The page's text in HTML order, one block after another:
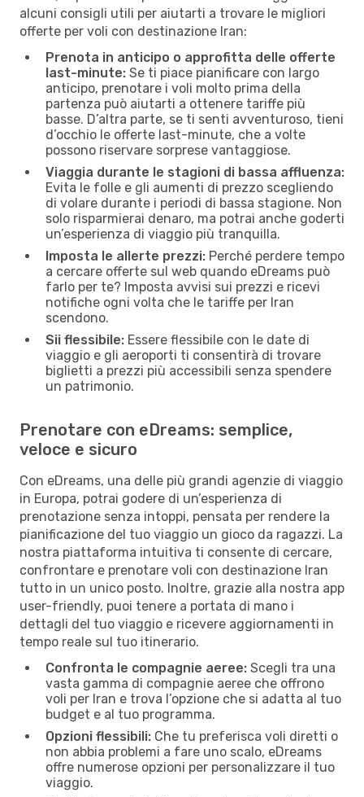
alcuni consigli utili per aiutarti a trovare le migliori
offerte per voli con destinazione Iran:
Prenota in anticipo o approfitta delle offerte
last-minute: Se ti piace pianificare con largo
anticipo, prenotare i voli molto prima della
partenza può aiutarti a ottenere tariffe più
basse. D’altra parte, se ti senti avventuroso, tieni
d’occhio le offerte last-minute, che a volte
possono riservare sorprese vantaggiose.
Viaggia durante le stagioni di bassa affluenza:
Evita le folle e gli aumenti di prezzo scegliendo
di volare durante i periodi di bassa stagione. Non
solo risparmierai denaro, ma potrai anche goderti
un’esperienza di viaggio più tranquilla.
Imposta le allerte prezzi: Perché perdere tempo
a cercare offerte sul web quando eDreams può
farlo per te? Imposta avvisi sui prezzi e ricevi
notifiche ogni volta che le tariffe per Iran
scendono.
Sii flessibile: Essere flessibile con le date di
viaggio e gli aeroporti ti consentirà di trovare
biglietti a prezzi più accessibili senza spendere
un patrimonio.
Prenotare con eDreams: semplice,
veloce e sicuro
Con eDreams, una delle più grandi agenzie di viaggio
in Europa, potrai godere di un’esperienza di
prenotazione senza intoppi, pensata per rendere la
pianificazione del tuo viaggio un gioco da ragazzi. La
nostra piattaforma intuitiva ti consente di cercare,
confrontare e prenotare voli con destinazione Iran
tutto in un unico posto. Inoltre, grazie alla nostra app
user-friendly, puoi tenere a portata di mano i
dettagli del tuo viaggio e ricevere aggiornamenti in
tempo reale sul tuo itinerario.
Confronta le compagnie aeree: Scegli tra una
vasta gamma di compagnie aeree che offrono
voli per Iran e trova l’opzione che si adatta al tuo
budget e al tuo programma.
Opzioni flessibili: Che tu preferisca voli diretti o
non abbia problemi a fare uno scalo, eDreams
offre numerose opzioni per personalizzare il tuo
viaggio.